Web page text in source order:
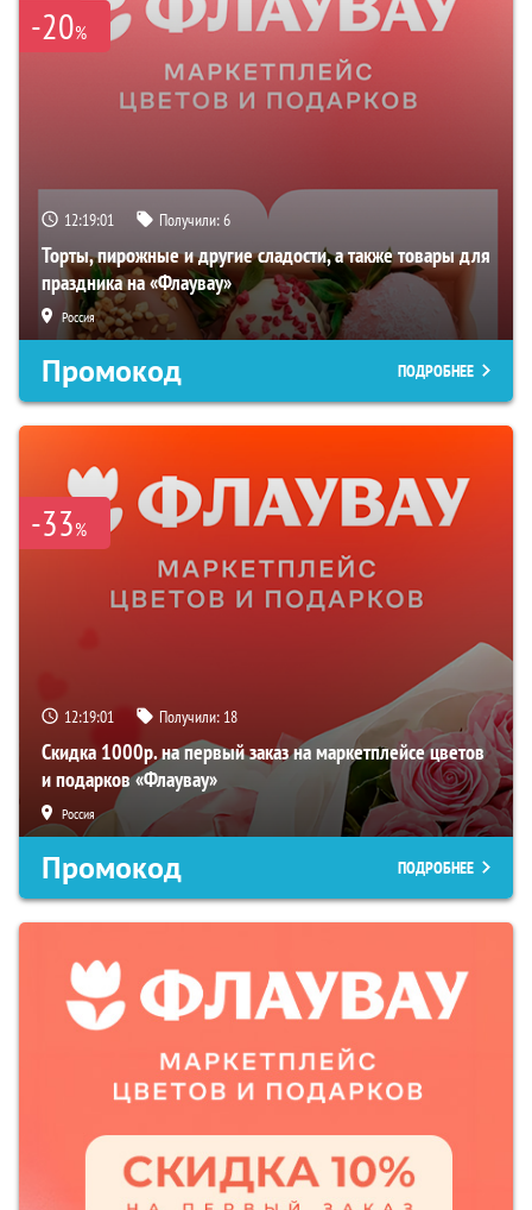
-20%
12:19:01 Получили:6
Торты, пирожные и другие сладости, а также товары для
праздника на «Флаувау»
Россия
Промокод ПОДРОБНЕЕ
-33%
12:19:01 Получили: 18
Скидка 1000р. на первый заказ на маркетплейсе цветов
и подарков «Флаувау»
Россия
Промокод ПОДРОБНЕЕ